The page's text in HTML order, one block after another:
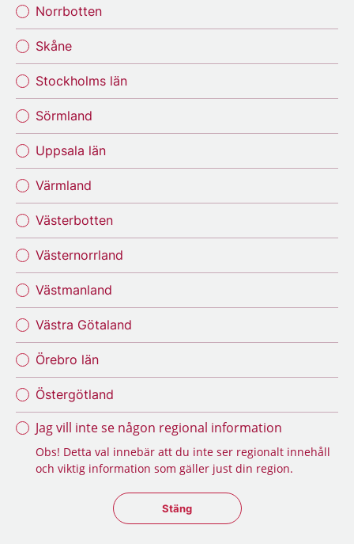
Norrbotten
Skåne
Stockholms län
Sörmland
Uppsala län
Värmland
Västerbotten
Västernorrland
Västmanland
Västra Götaland
Örebro län
Östergötland
Jag vill inte se någon regional information
Obs! Detta val innebär att du inte ser regionalt innehåll
och viktig information som gäller just din region.
Stäng regionsväljaren
Stäng